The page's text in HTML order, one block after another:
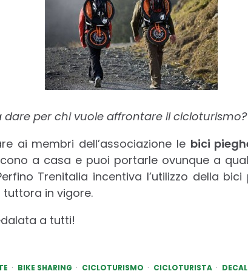
dare per chi vuole affrontare il cicloturismo?
ai membri dell’associazione le bici
a casa e puoi portarle ovunque a
Trenitalia incentiva l’utilizzo della
in vigore.
a tutti!
BIKE SHARING CICLOTURISMO CICLOTURISTA